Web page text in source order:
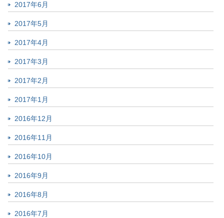
2017年6月
2017年5月
2017年4月
2017年3月
2017年2月
2017年1月
2016年12月
2016年11月
2016年10月
2016年9月
2016年8月
2016年7月